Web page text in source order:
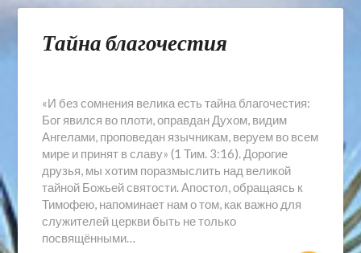
Тайна благочестия
«И без сомнения велика есть тайна благочестия:
Бог явился во плоти, оправдан Духом, видим
Ангелами, проповедан язычникам, веруем во всем
мире и принят в славу» (1 Тим. 3:16). Дорогие
друзья, мы хотим поразмыслить над великой
тайной Божьей святости. Апостол, обращаясь к
Тимофею, напоминает нам о том, как важно для
служителей церкви быть не только
посвящёнными…